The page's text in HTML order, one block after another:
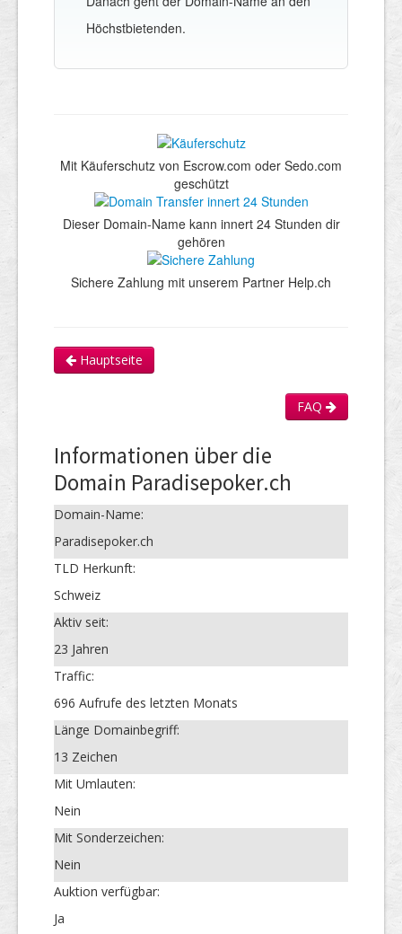
Höchstbietenden.
Mit Käuferschutz von Escrow.com oder Sedo.com
geschützt
Dieser Domain-Name kann innert 24 Stunden dir
gehören
Sichere Zahlung mit unserem Partner Help.ch
Hauptseite
FAQ
Informationen über die
Domain Paradisepoker.ch
Domain-Name:
Paradisepoker.ch
TLD Herkunft:
Schweiz
Aktiv seit:
23 Jahren
Traffic:
696 Aufrufe des letzten Monats
Länge Domainbegriff:
13 Zeichen
Mit Umlauten:
Nein
Mit Sonderzeichen:
Nein
Auktion verfügbar:
Ja